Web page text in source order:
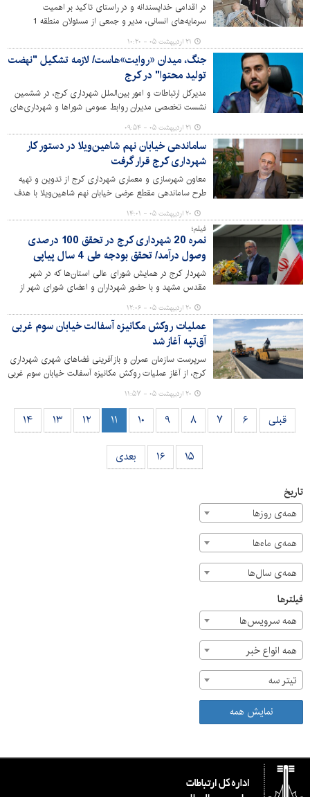
در اقدامی خداپسندانه و در راستای تاکید بر اهمیت
سرمایه‌های انسانی، مدیر و جمعی از مسئولان منطقه 1
شهرداری کرج، با حضور در منزل "بهرام رستمی" از همکاران
خدوم این منطقه که در حادثه تلخ آتش‌سوزی ساختمان
منطقه در دی‌ماه سال گذشته دچار صدمات جسمی شده بود،
ضمن دلجویی از وی و خانواده، بر حمایت همه‌جانبه شهرداری
از نیروهای متعهد و زحمتکش تاکید کردند.
۲۱ اردیبهشت ۰۵ - ۱۰:۲۰
جنگ، میدان «روایت»هاست/ لازمه تشکیل "نهضت
تولید محتوا" در کرج
مدیرکل ارتباطات و امور بین‌الملل شهرداری کرج، در ششمین
نشست تخصصی مدیران روابط عمومی شوراها و شهرداری‌های
استان البرز با تأکید بر ضرورت تبدیل شدن روابط عمومی به
معاونت راهبردی سازمان نسبت به ضعف در تولید محتوا و
روایت‌گری در مدیریت شهری هشدار داد.
۲۱ اردیبهشت ۰۵ - ۰۹:۵۴
ساماندهی خیابان نهم شاهین‌ویلا در دستور کار
شهرداری کرج قرار گرفت
معاون شهرسازی و معماری شهرداری کرج از تدوین و تهیه
طرح ساماندهی مقطع عرضی خیابان نهم شاهین‌ویلا با هدف
ارتقای کیفیت محیط شهری، بهبود ایمنی تردد و افزایش نظم
کالبدی این محور خبر داد.
۲۰ اردیبهشت ۰۵ - ۱۴:۰۱
فیلم؛
نمره 20 شهرداری کرج در تحقق 100 درصدی
وصول درآمد/ تحقق بودجه طی 4 سال پیاپی
شهردار کرج در همایش شورای عالی استان‌ها که در شهر
مقدس مشهد و با حضور شهرداران و اعضای شورای شهر از
این دستگاه در چهار سال پیاپی خبر داد و این مهم را حاصل
تلاش همکاران در همه بخش‌ها به‌ویژه معاونت مالی و
اقتصادی ارزیابی کرد.
۲۰ اردیبهشت ۰۵ - ۱۲:۰۶
عملیات روکش مکانیزه آسفالت خیابان سوم غربی
آق‌تپه آغاز شد
سرپرست سازمان عمران و بازآفرینی فضاهای شهری شهرداری
کرج، از آغاز عملیات روکش مکانیزه آسفالت خیابان سوم غربی
آق‌تپه در راستای رویکرد عدالت محوری و توزیع عادلانه
امکانات شهری در مناطق کم برخوردار شهر کرج خبر داد.
۲۰ اردیبهشت ۰۵ - ۱۱:۵۷
قبلی ۶ ۷ ۸ ۹ ۱۰ ۱۱ ۱۲ ۱۳ ۱۴
۱۵ ۱۶ بعدی
تاریخ
همه‌ی روزها
همه‌ی ماه‌ها
همه‌ی سال‌ها
فیلترها
همه سرویس‌ها
همه انواع خبر
تیتر سه
نمایش همه